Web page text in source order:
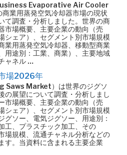
Evaporative Air Cooler
業用蒸発空気冷却器市場の現状
て調査・分析しました。世界の商
市場概要、主要企業の動向（売
シェア）、セグメント別市場規模
業用蒸発空気冷却器、移動型商業
用途別：工業、商業）、主要地域
ャネル …
場2026年
Saws Market）は世界のジグソ
の展望について調査・分析しまし
市場概要、主要企業の動向（売
シェア）、セグメント別市場規模
グソー、電気ジグソー、用途別：
工、プラスチック加工、その
場規模、流通チャネル分析などの
す。当資料に含まれる主要企業